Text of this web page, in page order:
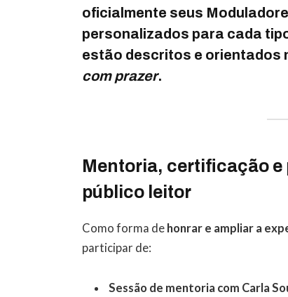
oficialmente seus
personalizados para cada
estão descritos e orientados
com prazer.
Mentoria, certificação
público leitor
Como forma de honrar e ampliar a
participar de:
Sessão de mentoria com Carla